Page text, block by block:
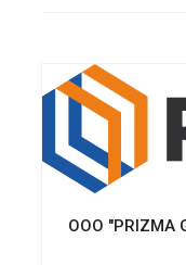
OOO "PRIZMA